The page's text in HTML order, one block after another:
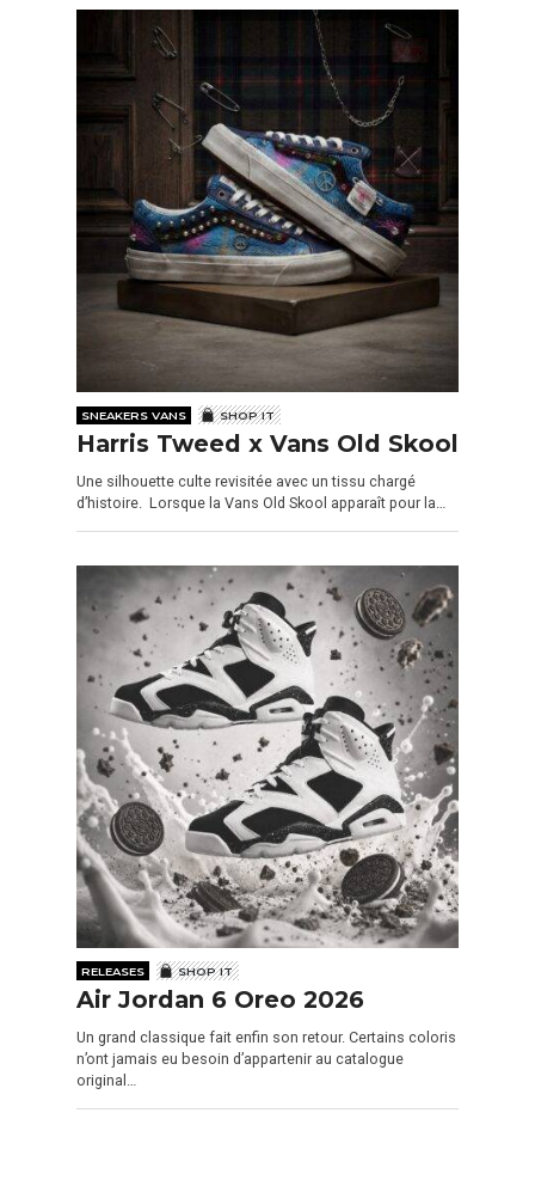
SNEAKERS VANS SHOP IT
Harris Tweed x Vans Old Skool
Une silhouette culte revisitée avec un tissu chargé
d’histoire. Lorsque la Vans Old Skool apparaît pour la…
RELEASES SHOP IT
Air Jordan 6 Oreo 2026
Un grand classique fait enfin son retour. Certains coloris
n’ont jamais eu besoin d’appartenir au catalogue
original…